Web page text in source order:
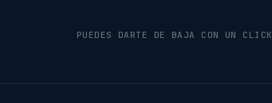
PUEDES DARTE DE BAJA CON UN